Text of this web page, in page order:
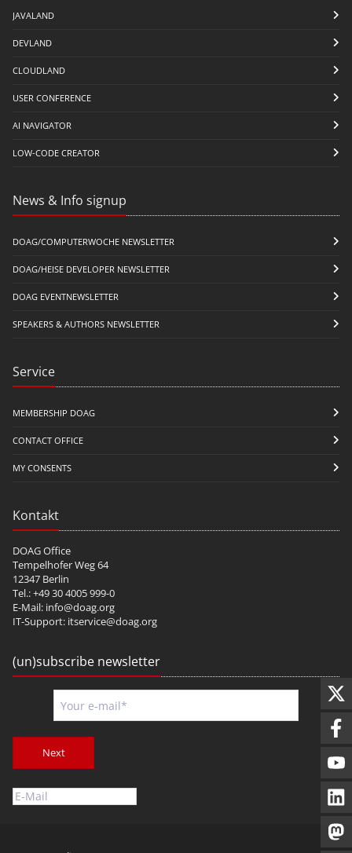
JAVALAND
DEVLAND
CLOUDLAND
USER CONFERENCE
AI NAVIGATOR
LOW-CODE CREATOR
News & Info signup
DOAG/COMPUTERWOCHE NEWSLETTER
DOAG/HEISE DEVELOPER NEWSLETTER
DOAG EVENTNEWSLETTER
SPEAKERS & AUTHORS NEWSLETTER
Service
MEMBERSHIP DOAG
CONTACT OFFICE
MY CONSENTS
Kontakt
DOAG Office
Tempelhofer Weg 64
12347 Berlin
Tel.: +49 30 4005 999-0
E-Mail: info@doag.org
IT-Support: itservice@doag.org
(un)subscribe newsletter
Next